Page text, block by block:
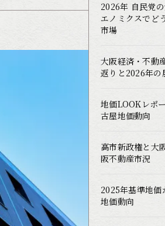
2026年 自民党
エノミクスでど
市場
大阪経済・不動
返りと2026年の
地価LOOKレポ
古屋地価動向
高市新政権と大
阪不動産市況
2025年基準地価
地価動向